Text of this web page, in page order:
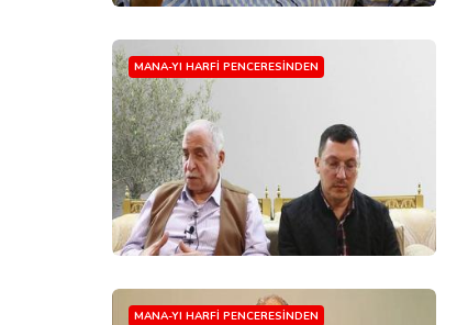
MANA-YI HARFI PENCERESINDEN
MANA-YI HARFI PENCERESINDEN